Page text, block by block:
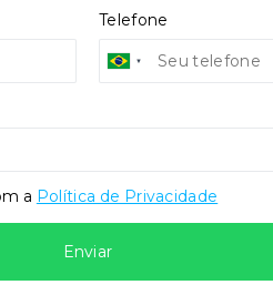
Salão de festas
Telefone
a Política de Privacidade
Enviar